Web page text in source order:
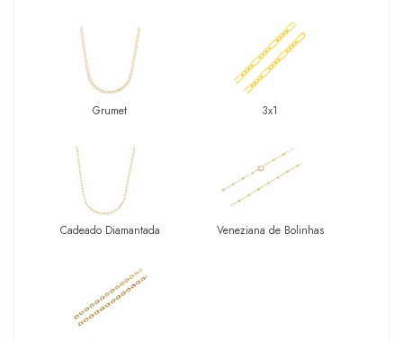
Grumet 3x1
Cadeado Diamantada Veneziana de Bolinhas